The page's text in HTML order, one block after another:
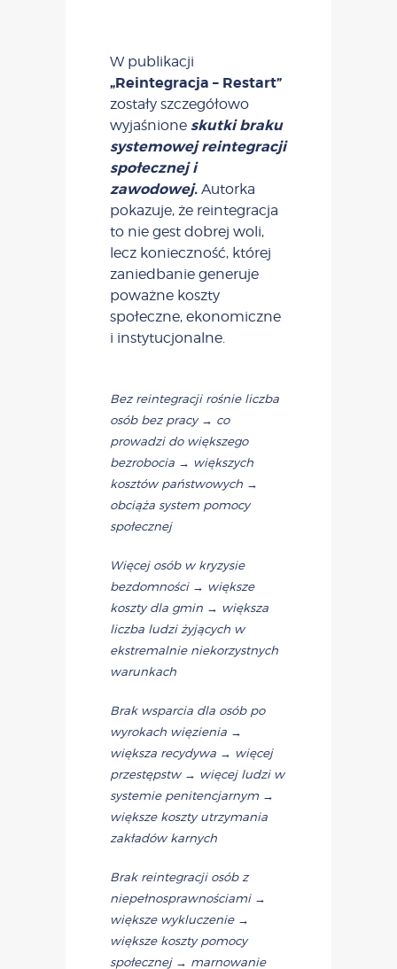
W publikacji
„Reintegracja – Restart”
zostały szczegółowo
wyjaśnione skutki braku
systemowej reintegracji
społecznej i
zawodowej. Autorka
pokazuje, że reintegracja
to nie gest dobrej woli,
lecz konieczność, której
zaniedbanie generuje
poważne koszty
społeczne, ekonomiczne
i instytucjonalne.
Bez reintegracji rośnie liczba
osób bez pracy → co
prowadzi do większego
bezrobocia → większych
kosztów państwowych →
obciąża system pomocy
społecznej
Więcej osób w kryzysie
bezdomności → większe
koszty dla gmin → większa
liczba ludzi żyjących w
ekstremalnie niekorzystnych
warunkach
Brak wsparcia dla osób po
wyrokach więzienia →
większa recydywa → więcej
przestępstw → więcej ludzi w
systemie penitencjarnym →
większe koszty utrzymania
zakładów karnych
Brak reintegracji osób z
niepełnosprawnościami →
większe wykluczenie →
większe koszty pomocy
społecznej → marnowanie